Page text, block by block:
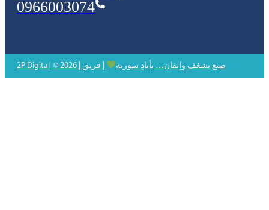
0966003074
2P Digital © 2026 | صنع بشغف وإتقان… بأيادٍ سورية | فريق